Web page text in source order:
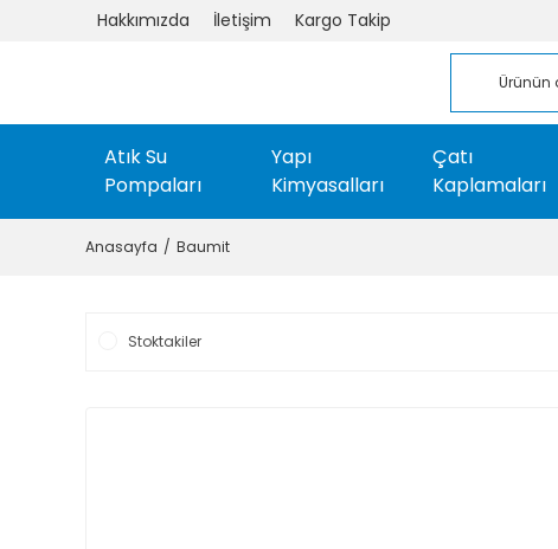
Hakkımızda İletişim Kargo Takip
Atık Su
Pompaları
Yapı
Kimyasalları
Çatı
Kaplamaları
Anasayfa Baumit
Stoktakiler